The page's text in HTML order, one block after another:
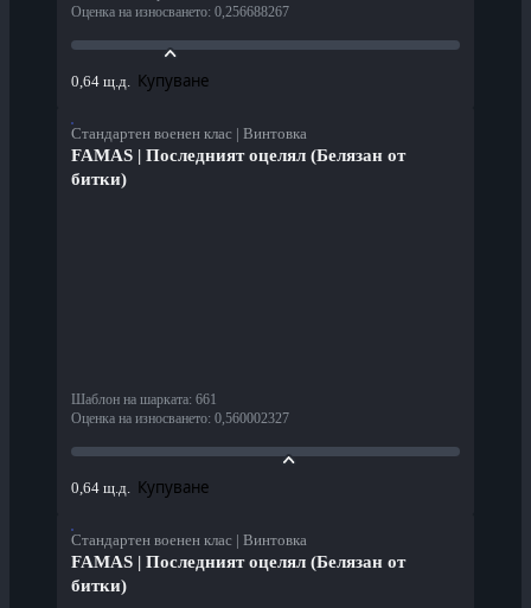
Оценка на износването: 0,256688267
0,64 щ.д. Купуване
Стандартен военен клас | Винтовка
FAMAS | Последният оцелял (Белязан от
битки)
Шаблон на шарката: 661
Оценка на износването: 0,560002327
0,64 щ.д. Купуване
Стандартен военен клас | Винтовка
FAMAS | Последният оцелял (Белязан от
битки)